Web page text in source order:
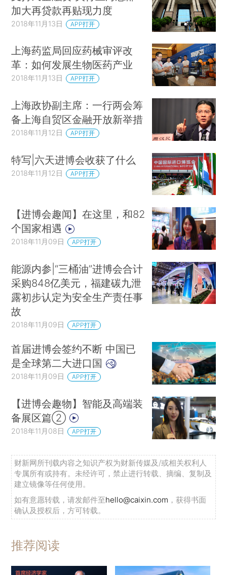
加大再贷款再贴现力度
2018年11月13日 APP打开
上海药监局回应药械审评改
革：如何发展生物医药产业
2018年11月13日 APP打开
上海政协副主席：一行两会筹
备上海自贸区金融开放新举措
2018年11月12日 APP打开
特写|六天进博会收获了什么
2018年11月12日 APP打开
【进博会趣闻】在这里，和82
个国家相遇
2018年11月09日 APP打开
能源内参|“三桶油”进博会合计
采购848亿美元，福建碳九泄
露初步认定为安全生产责任事
故
2018年11月09日 APP打开
首届进博会签约不断 中国已
是全球第二大进口国
2018年11月09日 APP打开
【进博会趣物】智能及高端装
备展区篇②
2018年11月08日 APP打开
财新网所刊载内容之知识产权为财新传媒及/或相关权利人
专属所有或持有。未经许可，禁止进行转载、摘编、复制及
建立镜像等任何使用。
如有意愿转载，请发邮件至hello@caixin.com ，获得书面
确认及授权后，方可转载。
推荐阅读